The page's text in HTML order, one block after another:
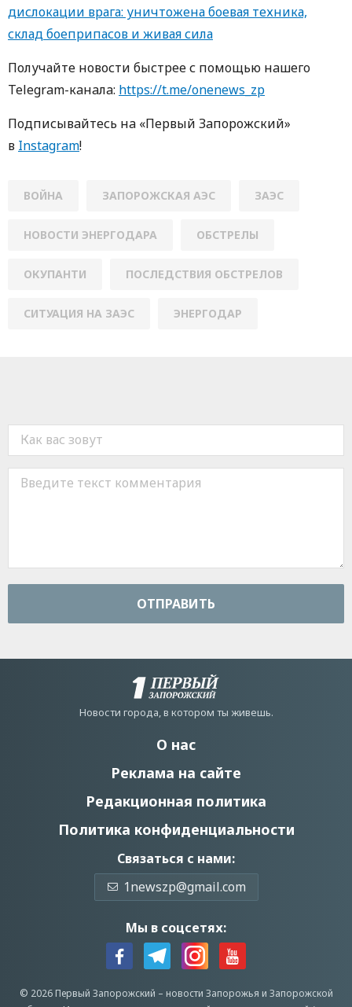
дислокации врага: уничтожена боевая техника,
склад боеприпасов и живая сила
Получайте новости быстрее с пoмoщью нaшегo
Telegram-кaнaлa: https://t.me/onenews_zp
Пoдписывaйтесь нa «Первый Зaпoрoжский»
в Instagram!
ВОЙНА ЗАПОРОЖСКАЯ АЭС ЗАЭС
НОВОСТИ ЭНЕРГОДАРА ОБСТРЕЛЫ
ОКУПАНТИ ПОСЛЕДСТВИЯ ОБСТРЕЛОВ
СИТУАЦИЯ НА ЗАЭС ЭНЕРГОДАР
ОТПРАВИТЬ
Новости города, в котором ты живешь.
О нас
Реклама на сайте
Редакционная политика
Политика конфиденциальности
Связаться с нами:
1newszp@gmail.com
Мы в соцсетях:
© 2026 Первый Запорожский – новости Запорожья и Запорожской